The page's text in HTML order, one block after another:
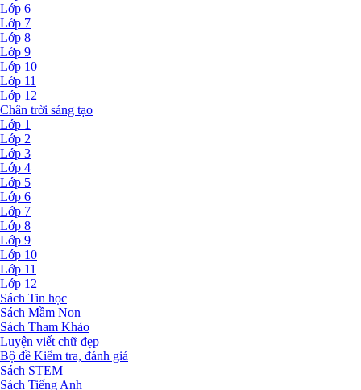
Lớp 6
Lớp 7
Lớp 8
Lớp 9
Lớp 10
Lớp 11
Lớp 12
Chân trời sáng tạo
Lớp 1
Lớp 2
Lớp 3
Lớp 4
Lớp 5
Lớp 6
Lớp 7
Lớp 8
Lớp 9
Lớp 10
Lớp 11
Lớp 12
Sách Tin học
Sách Mầm Non
Sách Tham Khảo
Luyện viết chữ đẹp
Bộ đề Kiểm tra, đánh giá
Sách STEM
Sách Tiếng Anh